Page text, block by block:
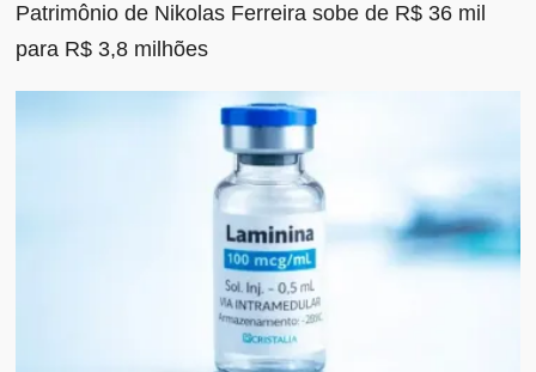
Patrimônio de Nikolas Ferreira sobe de R$ 36 mil
para R$ 3,8 milhões